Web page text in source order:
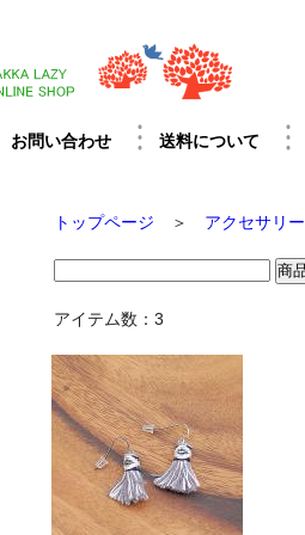
お問い合わせ 送料について
トップページ ＞ アクセサリー
アイテム数：3